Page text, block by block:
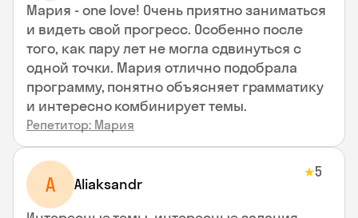
Мария - one love! Очень приятно заниматься
и видеть свой прогресс. Особенно после
того, как пару лет не могла сдвинуться с
одной точки. Мария отлично подобрала
программу, понятно объясняет грамматику
и интересно комбинирует темы.
Репетитор: Мария
A Aliaksandr
★5